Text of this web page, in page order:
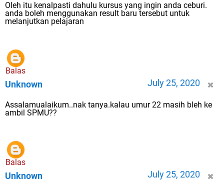
Oleh itu kenalpasti dahulu kursus yang ingin anda ceburi.
anda boleh menggunakan result baru tersebut untuk
melanjutkan pelajaran
Balas
Unknown July 25, 2020
Assalamualaikum..nak tanya.kalau umur 22 masih bleh ke
ambil SPMU??
Balas
Unknown July 25, 2020